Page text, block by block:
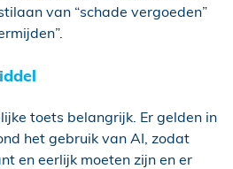
van “schade vergoeden”
toets belangrijk. Er gelden in
het gebruik van AI, zodat
en eerlijk moeten zijn en er